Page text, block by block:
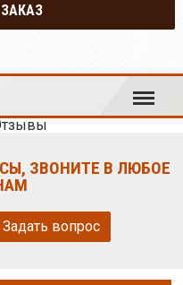
Меню
ЗВОНИТЕ В ЛЮБОЕ
Задать вопрос